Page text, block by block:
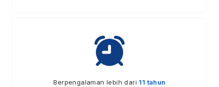
Berpengalaman lebih dari11 tahun